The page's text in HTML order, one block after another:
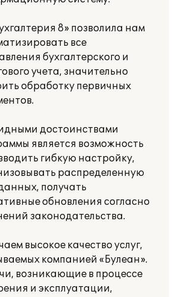
8» позволила нам
все
бухгалтерского и
учета, значительно
обработку первичных
достоинствами
является возможность
гибкую настройку,
распределенную
получать
обновления согласно
законодательства.
высокое качество услуг,
компанией «Булеан».
возникающие в процессе
и эксплуатации,